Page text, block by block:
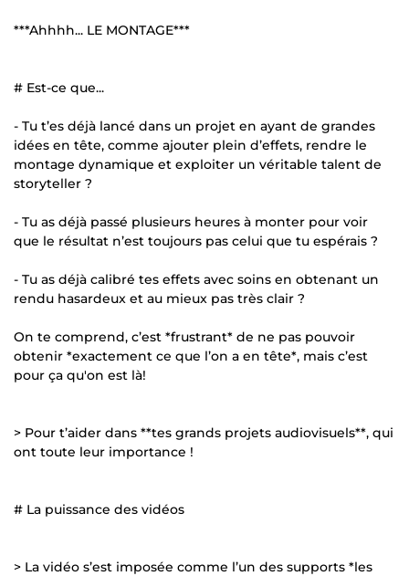
***Ahhhh... LE MONTAGE***
# Est-ce que...
- Tu t’es déjà lancé dans un projet en ayant de grandes
idées en tête, comme ajouter plein d’effets, rendre le
montage dynamique et exploiter un véritable talent de
storyteller ?
- Tu as déjà passé plusieurs heures à monter pour voir
que le résultat n’est toujours pas celui que tu espérais ?
- Tu as déjà calibré tes effets avec soins en obtenant un
rendu hasardeux et au mieux pas très clair ?
On te comprend, c’est *frustrant* de ne pas pouvoir
obtenir *exactement ce que l’on a en tête*, mais c’est
pour ça qu'on est là!
> Pour t’aider dans **tes grands projets audiovisuels**, qui
ont toute leur importance !
# La puissance des vidéos
> La vidéo s’est imposée comme l’un des supports *les